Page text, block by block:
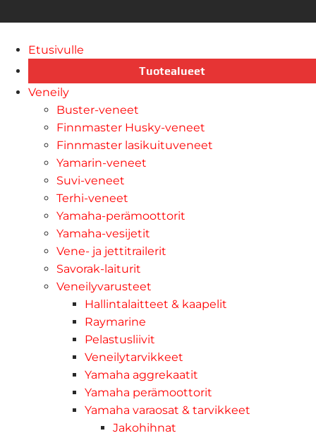
Etusivulle
Tuotealueet
Veneily
Buster-veneet
Finnmaster Husky-veneet
Finnmaster lasikuituveneet
Yamarin-veneet
Suvi-veneet
Terhi-veneet
Yamaha-perämoottorit
Yamaha-vesijetit
Vene- ja jettitrailerit
Savorak-laiturit
Veneilyvarusteet
Hallintalaitteet & kaapelit
Raymarine
Pelastusliivit
Veneilytarvikkeet
Yamaha aggrekaatit
Yamaha perämoottorit
Yamaha varaosat & tarvikkeet
Jakohihnat